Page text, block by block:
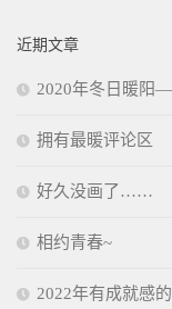
近期文章
2020年冬日暖阳
拥有最暖评论区
好久没画了……
相约青春~
2022年有成就感